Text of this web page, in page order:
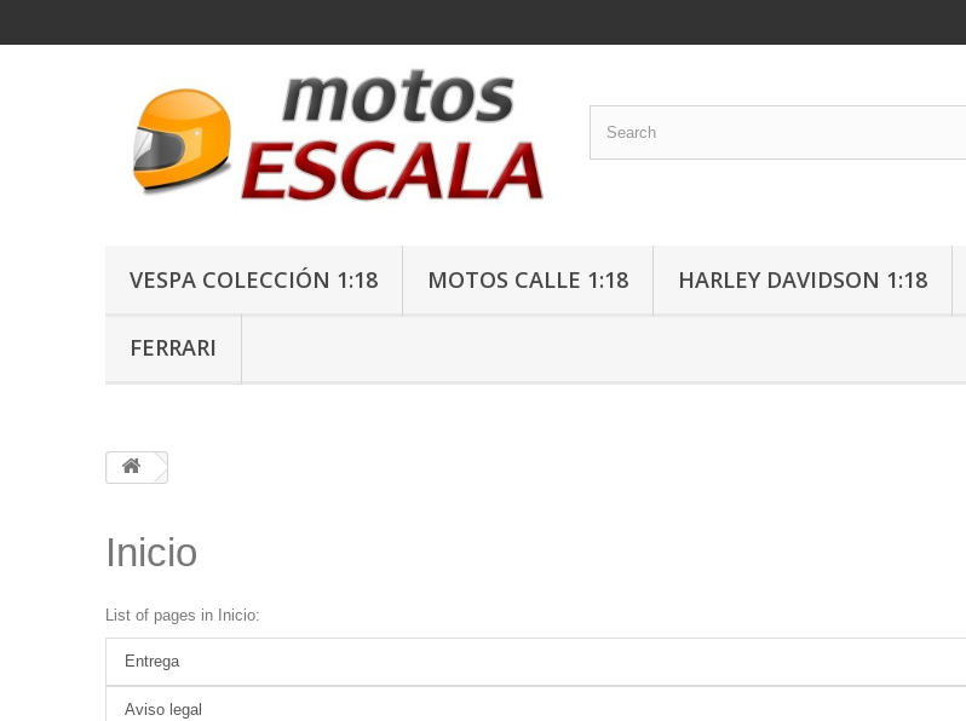
VESPA COLECCIÓN 1:18 MOTOS CALLE 1:18 HARLEY DAVIDSON 1:18
FERRARI
Inicio
List of pages in Inicio:
Entrega
Aviso legal